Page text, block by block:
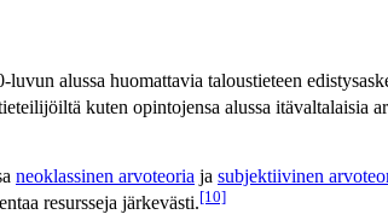
alussa huomattavia taloustieteen
kuten opintojensa alussa itävaltalaisia
neoklassinen arvoteoria ja subjektiivinen
resursseja järkevästi.[10]